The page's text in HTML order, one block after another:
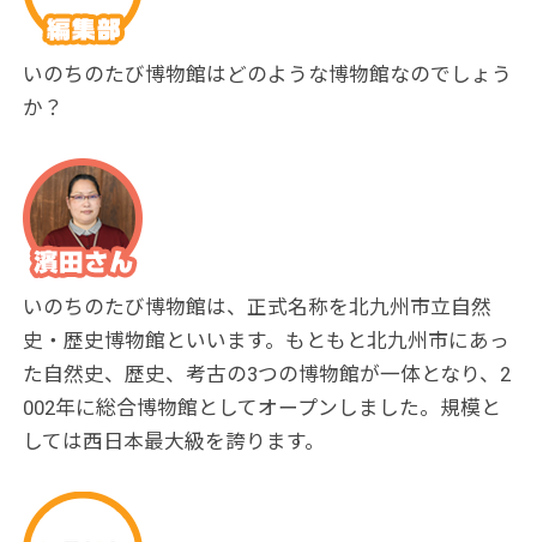
いのちのたび博物館はどのような博物館なのでしょう
か？
いのちのたび博物館は、正式名称を北九州市立自然
史・歴史博物館といいます。もともと北九州市にあっ
た自然史、歴史、考古の3つの博物館が一体となり、2
002年に総合博物館としてオープンしました。規模と
しては西日本最大級を誇ります。